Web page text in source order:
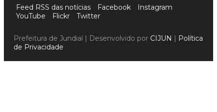
Feed RSS das notícias Facebook
Instagram
YouTube
Flickr Twitter
Prefeitura de Jundiaí | Desenvolvido por CIJUN | Política
de Privacidade